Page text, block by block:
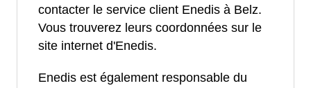
contacter le service client Enedis à Belz.
Vous trouverez leurs coordonnées sur le
site internet d'Enedis.
Enedis est également responsable du